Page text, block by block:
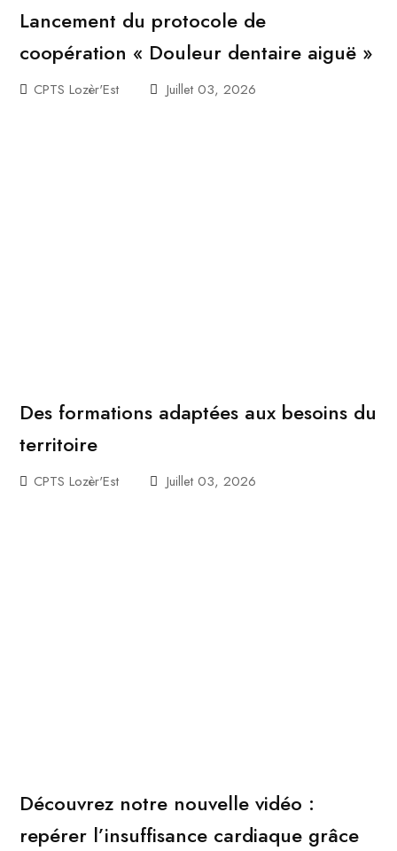
Lancement du protocole de
coopération « Douleur dentaire aiguë »
CPTS Lozèr'Est Juillet 03, 2026
Des formations adaptées aux besoins du
territoire
CPTS Lozèr'Est Juillet 03, 2026
Découvrez notre nouvelle vidéo :
repérer l’insuffisance cardiaque grâce